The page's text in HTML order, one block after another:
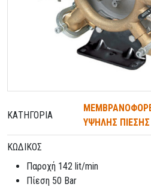
ΚΑΤΗΓΟΡΊΑ
ΥΨΗΛΗΣ ΠΙΕΣΗΣ
ΚΩΔΙΚΌΣ
Παροχή 142 lit/min
Πίεση 50 Bar